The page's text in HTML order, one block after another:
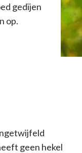
gedijen
op.
geen hekel